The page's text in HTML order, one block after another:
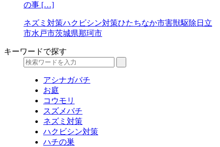
の事 […]
ネズミ対策ハクビシン対策ひたちなか市害獣駆除 日立
市水戸市茨城県那珂市
キーワードで探す
アシナガバチ
お庭
コウモリ
スズメバチ
ネズミ対策
ハクビシン対策
ハチの巣